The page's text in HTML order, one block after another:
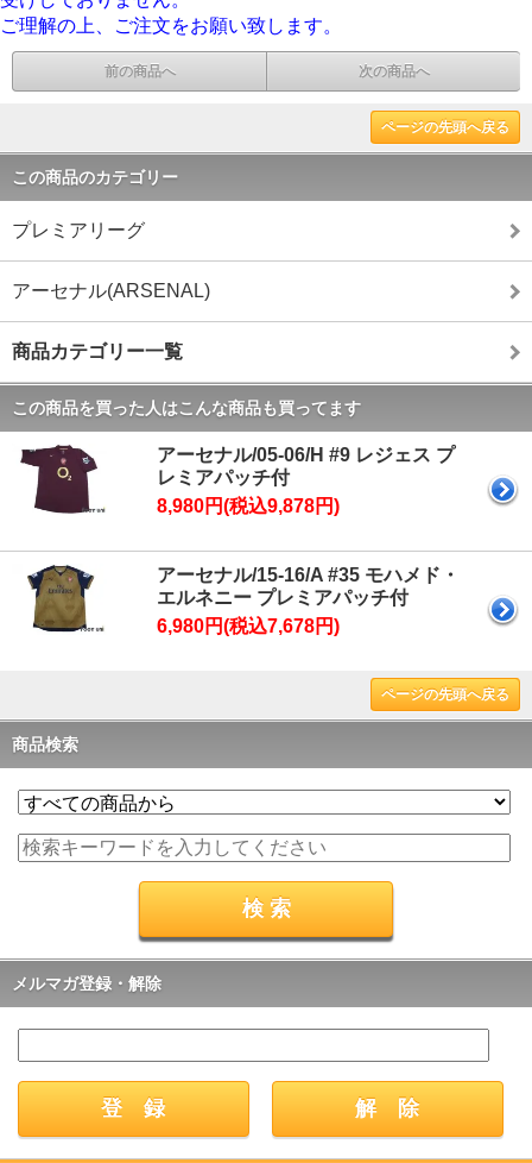
ご理解の上、ご注文をお願い致します。
前の商品へ 次の商品へ
ページの先頭へ戻る
この商品のカテゴリー
プレミアリーグ
アーセナル(ARSENAL)
商品カテゴリー一覧
この商品を買った人はこんな商品も買ってます
アーセナル/05-06/H #9 レジェス プ
レミアパッチ付
8,980円(税込9,878円)
アーセナル/15-16/A #35 モハメド・
エルネニー プレミアパッチ付
6,980円(税込7,678円)
ページの先頭へ戻る
商品検索
メルマガ登録・解除